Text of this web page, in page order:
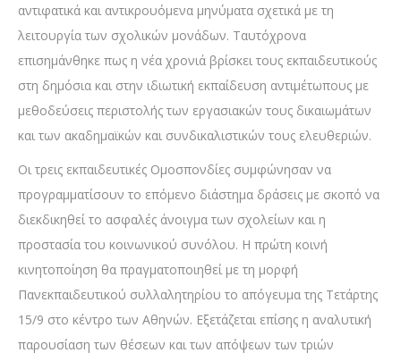
αντιφατικά και αντικρουόμενα μηνύματα σχετικά με τη
λειτουργία των σχολικών μονάδων. Ταυτόχρονα
επισημάνθηκε πως η νέα χρονιά βρίσκει τους εκπαιδευτικούς
στη δημόσια και στην ιδιωτική εκπαίδευση αντιμέτωπους με
μεθοδεύσεις περιστολής των εργασιακών τους δικαιωμάτων
και των ακαδημαϊκών και συνδικαλιστικών τους ελευθεριών.
Οι τρεις εκπαιδευτικές Ομοσπονδίες συμφώνησαν να
προγραμματίσουν το επόμενο διάστημα δράσεις με σκοπό να
διεκδικηθεί το ασφαλές άνοιγμα των σχολείων και η
προστασία του κοινωνικού συνόλου. Η πρώτη κοινή
κινητοποίηση θα πραγματοποιηθεί με τη μορφή
Πανεκπαιδευτικού συλλαλητηρίου το απόγευμα της Τετάρτης
15/9 στο κέντρο των Αθηνών. Εξετάζεται επίσης η αναλυτική
παρουσίαση των θέσεων και των απόψεων των τριών